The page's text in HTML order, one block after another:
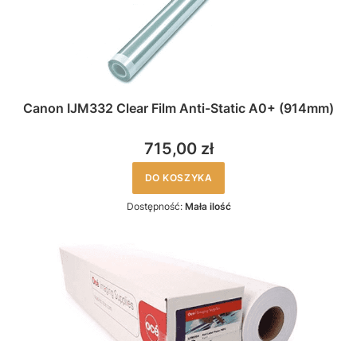
Canon IJM332 Clear Film Anti-Static A0+ (914mm)
715,00 zł
DO KOSZYKA
Dostępność: Mała ilość